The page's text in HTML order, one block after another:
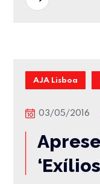
AJA Lisboa
03/05/2016